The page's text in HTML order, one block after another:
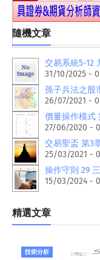
隨機文章
交易系統5-12
31/10/2025 -
孫子兵法之股
26/07/2021 -
價量操作模
27/06/2020 -
交易聖盃 第3
25/03/2021 -
操作守則 29
15/03/2024 -
精選文章
技術分析